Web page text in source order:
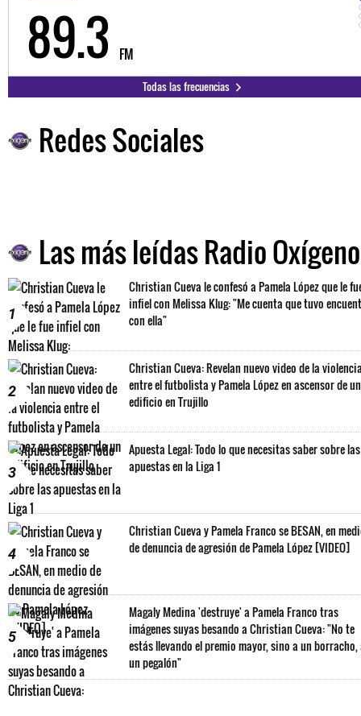
93.5 FM
Todas las frecuencias
Redes Sociales
Las más leídas Radio Oxígeno
1
Christian Cueva le confesó a Pamela López que le
infiel con Melissa Klug: "Me cuenta que tuvo
con ella"
2
Christian Cueva: Revelan nuevo video de la
entre el futbolista y Pamela López en ascensor de un
edificio en Trujillo
3
Apuesta Legal: Todo lo que necesitas saber sobre las
apuestas en la Liga 1
4
Christian Cueva y Pamela Franco se BESAN, en
de denuncia de agresión de Pamela López [VIDEO]
5
Magaly Medina 'destruye' a Pamela Franco tras
imágenes suyas besando a Christian Cueva: "No te
estás llevando el premio mayor, sino a un borracho,
un pegalón"